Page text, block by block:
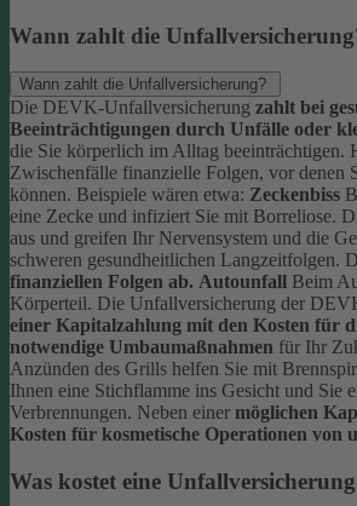
Wann zahlt die
Wann zahlt die Unfallversicherung?
Die DEVK-Unfallversicherung zahlt bei
Beeinträchtigungen durch Unfälle oder
die Sie körperlich im Alltag beeinträchtigen.
Zwischenfälle finanzielle Folgen, vor denen
können. Beispiele wären etwa: Zeckenbiss
eine Zecke und infiziert Sie mit Borreliose.
aus und greifen Ihr Nervensystem und die
schweren gesundheitlichen Langzeitfolgen.
finanziellen Folgen ab. Autounfall Beim
Körperteil. Die Unfallversicherung der
einer Kapitalzahlung mit den Kosten für
notwendige Umbaumaßnahmen für Ihr
Anzünden des Grills helfen Sie mit
Ihnen eine Stichflamme ins Gesicht und Sie
Verbrennungen. Neben einer möglichen
Kosten für kosmetische Operationen von
Was kostet eine